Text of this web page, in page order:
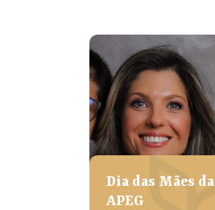
Dia das Mães da
APEG